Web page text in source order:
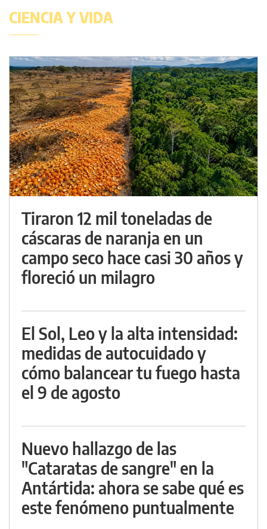
CIENCIA Y VIDA
Tiraron 12 mil toneladas de
cáscaras de naranja en un
campo seco hace casi 30 años y
floreció un milagro
El Sol, Leo y la alta intensidad:
medidas de autocuidado y
cómo balancear tu fuego hasta
el 9 de agosto
Nuevo hallazgo de las
"Cataratas de sangre" en la
Antártida: ahora se sabe qué es
este fenómeno puntualmente